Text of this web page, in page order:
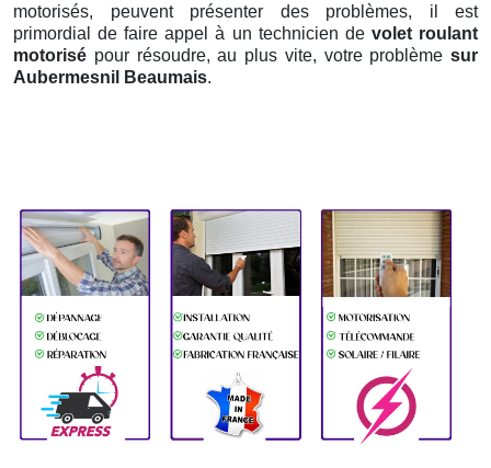
motorisés, peuvent présenter des problèmes, il est
primordial de faire appel à un technicien de volet roulant
motorisé pour résoudre, au plus vite, votre problème sur
Aubermesnil Beaumais.